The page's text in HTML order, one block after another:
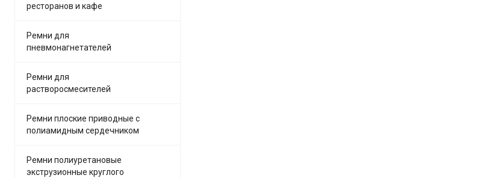
ресторанов и кафе
Ремни для
пневмонагнетателей
Ремни для
растворосмесителей
Ремни плоские приводные с
полиамидным сердечником
Ремни полиуретановые
экструзионные круглого